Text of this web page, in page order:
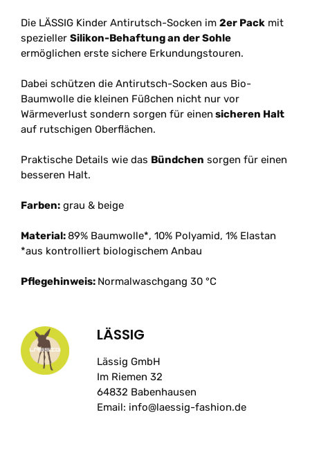
Die LÄSSIG Kinder Antirutsch-Socken im 2er Pack mit
spezieller Silikon-Behaftung an der Sohle
ermöglichen erste sichere Erkundungstouren.
Dabei schützen die Antirutsch-Socken aus Bio-
Baumwolle die kleinen Füßchen nicht nur vor
Wärmeverlust sondern sorgen für einen sicheren Halt
auf rutschigen Oberflächen.
Praktische Details wie das Bündchen sorgen für einen
besseren Halt.
Farben: grau & beige
Material:89% Baumwolle*, 10% Polyamid, 1% Elastan
*aus kontrolliert biologischem Anbau
Pflegehinweis: Normalwaschgang 30 °C
LÄSSIG
Lässig GmbH
Im Riemen 32
64832 Babenhausen
Email: info@laessig-fashion.de